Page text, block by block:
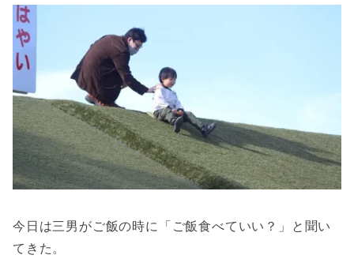
今日は三男がご飯の時に「ご飯食べていい？」と聞い
てきた。